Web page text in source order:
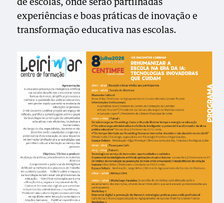
de escolas, onde serão partilhadas
experiências e boas práticas de inovação e
transformação educativa nas escolas.